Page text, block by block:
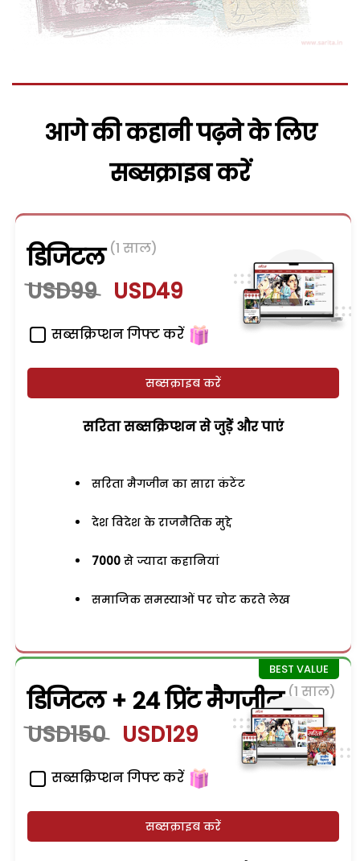
आगे की कहानी पढ़ने के लिए
सब्सक्राइब करें
डिजिटल (1 साल)
USD99 USD49
सब्सक्रिप्शन गिफ्ट करें
सब्सक्राइब करें
सरिता सब्सक्रिप्शन से जुड़ेें और पाएं
सरिता मैगजीन का सारा कंटेंट
देश विदेश के राजनैतिक मुद्दे
7000 से ज्यादा कहानियां
समाजिक समस्याओं पर चोट करते लेख
डिजिटल + 24 प्रिंट मैगजीन (1 साल)
USD150 USD129
सब्सक्रिप्शन गिफ्ट करें
सब्सक्राइब करें